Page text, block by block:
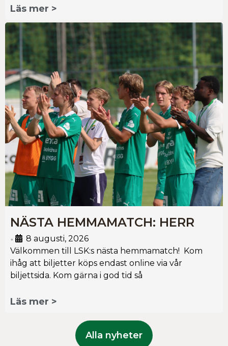
Läs mer >
NÄSTA HEMMAMATCH: HERR
•
8 augusti, 2026
Välkommen till LSK:s nästa hemmamatch! Kom
ihåg att biljetter köps endast online via vår
biljettsida. Kom gärna i god tid så
Läs mer >
Alla nyheter